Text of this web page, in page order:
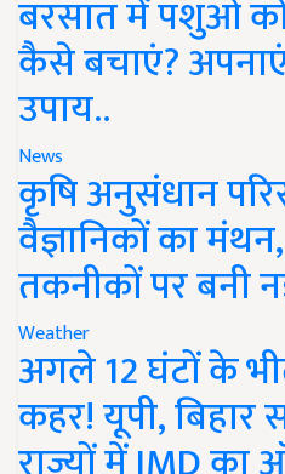
बरसात में पशुओं को
कैसे बचाएं?
उपाय..
News
कृषि अनुसंधान
वैज्ञानिकों का
तकनीकों पर बनी
Weather
अगले 12 घंटों के
कहर! यूपी, बिहार